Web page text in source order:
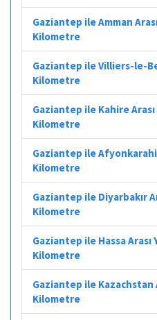
Gaziantep ile Amman
Kilometre
Gaziantep ile Villiers-le-
Kilometre
Gaziantep ile Kahire
Kilometre
Gaziantep ile
Kilometre
Gaziantep ile Diyarbakır
Kilometre
Gaziantep ile Hassa Arası
Kilometre
Gaziantep ile Kazachstan
Kilometre